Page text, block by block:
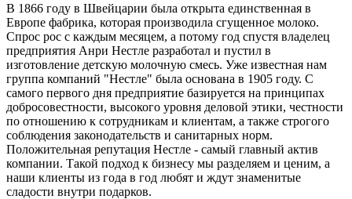
В 1866 году в Швейцарии была открыта единственная в
Европе фабрика, которая производила сгущенное молоко.
Спрос рос с каждым месяцем, а потому год спустя владелец
предприятия Анри Нестле разработал и пустил в
изготовление детскую молочную смесь. Уже известная нам
группа компаний "Нестле" была основана в 1905 году. С
самого первого дня предприятие базируется на принципах
добросовестности, высокого уровня деловой этики, честности
по отношению к сотрудникам и клиентам, а также строгого
соблюдения законодательств и санитарных норм.
Положительная репутация Нестле - самый главный актив
компании. Такой подход к бизнесу мы разделяем и ценим, а
наши клиенты из года в год любят и ждут знаменитые
сладости внутри подарков.